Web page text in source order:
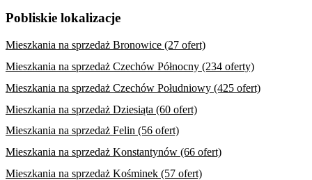
Pobliskie lokalizacje
Mieszkania na sprzedaż Bronowice (27 ofert)
Mieszkania na sprzedaż Czechów Północny (234 oferty)
Mieszkania na sprzedaż Czechów Południowy (425 ofert)
Mieszkania na sprzedaż Dziesiąta (60 ofert)
Mieszkania na sprzedaż Felin (56 ofert)
Mieszkania na sprzedaż Konstantynów (66 ofert)
Mieszkania na sprzedaż Kośminek (57 ofert)